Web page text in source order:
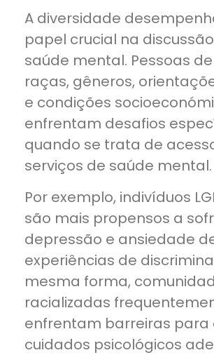
A diversidade
papel crucial na
saúde mental. Pessoas
raças, gêneros,
e condições
enfrentam desafios
quando se trata de
serviços de saúde mental.
Por exemplo, indivíduos
são mais propensos a
depressão e ansiedade
experiências de
mesma forma,
racializadas
enfrentam barreiras para
cuidados psicológicos